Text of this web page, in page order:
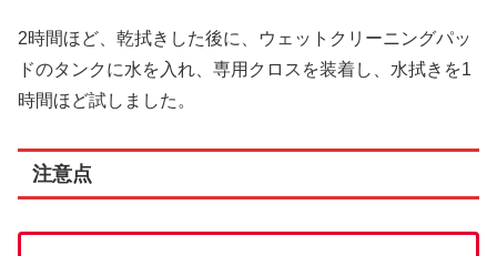
2時間ほど、乾拭きした後に、ウェットクリーニングパッ
ドのタンクに水を入れ、専用クロスを装着し、水拭きを1
時間ほど試しました。
注意点